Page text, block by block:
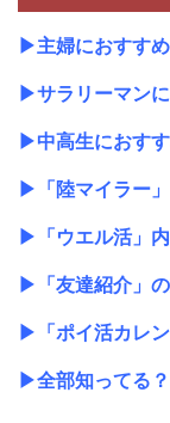
▶主婦におすす
▶サラリーマン
▶中高生におす
▶ 「陸マイラー
▶ 「ウエル活」
▶ 「友達紹介」
▶ 「ポイ活カレ
▶全部知ってる